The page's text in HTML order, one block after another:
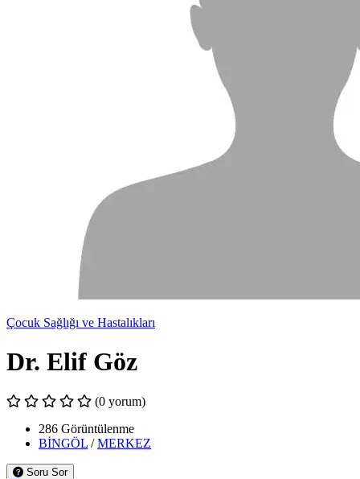
Çocuk Sağlığı ve Hastalıkları
Dr. Elif Göz
(0 yorum)
286 Görüntülenme
BİNGÖL /MERKEZ
Soru Sor